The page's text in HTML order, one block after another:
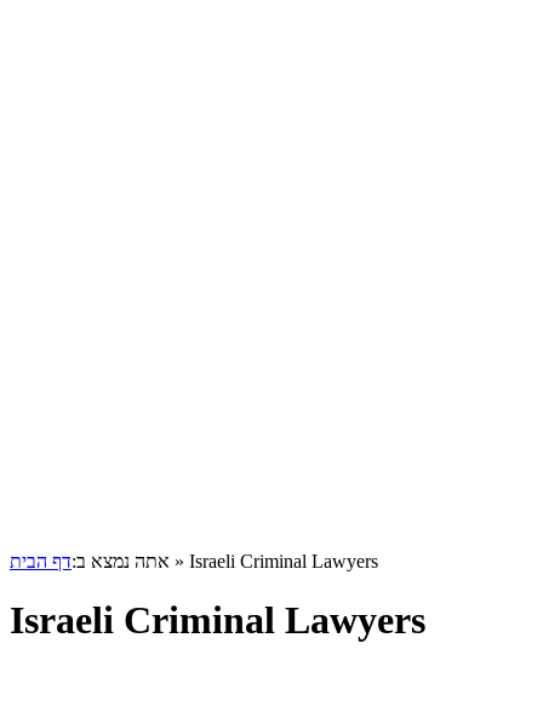
אתה נמצא ב:דף הבית » Israeli Criminal Lawyers
Israeli Criminal Lawyers